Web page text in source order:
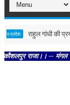
राहुल गांधी की
राजा।। -- मंगल भवन